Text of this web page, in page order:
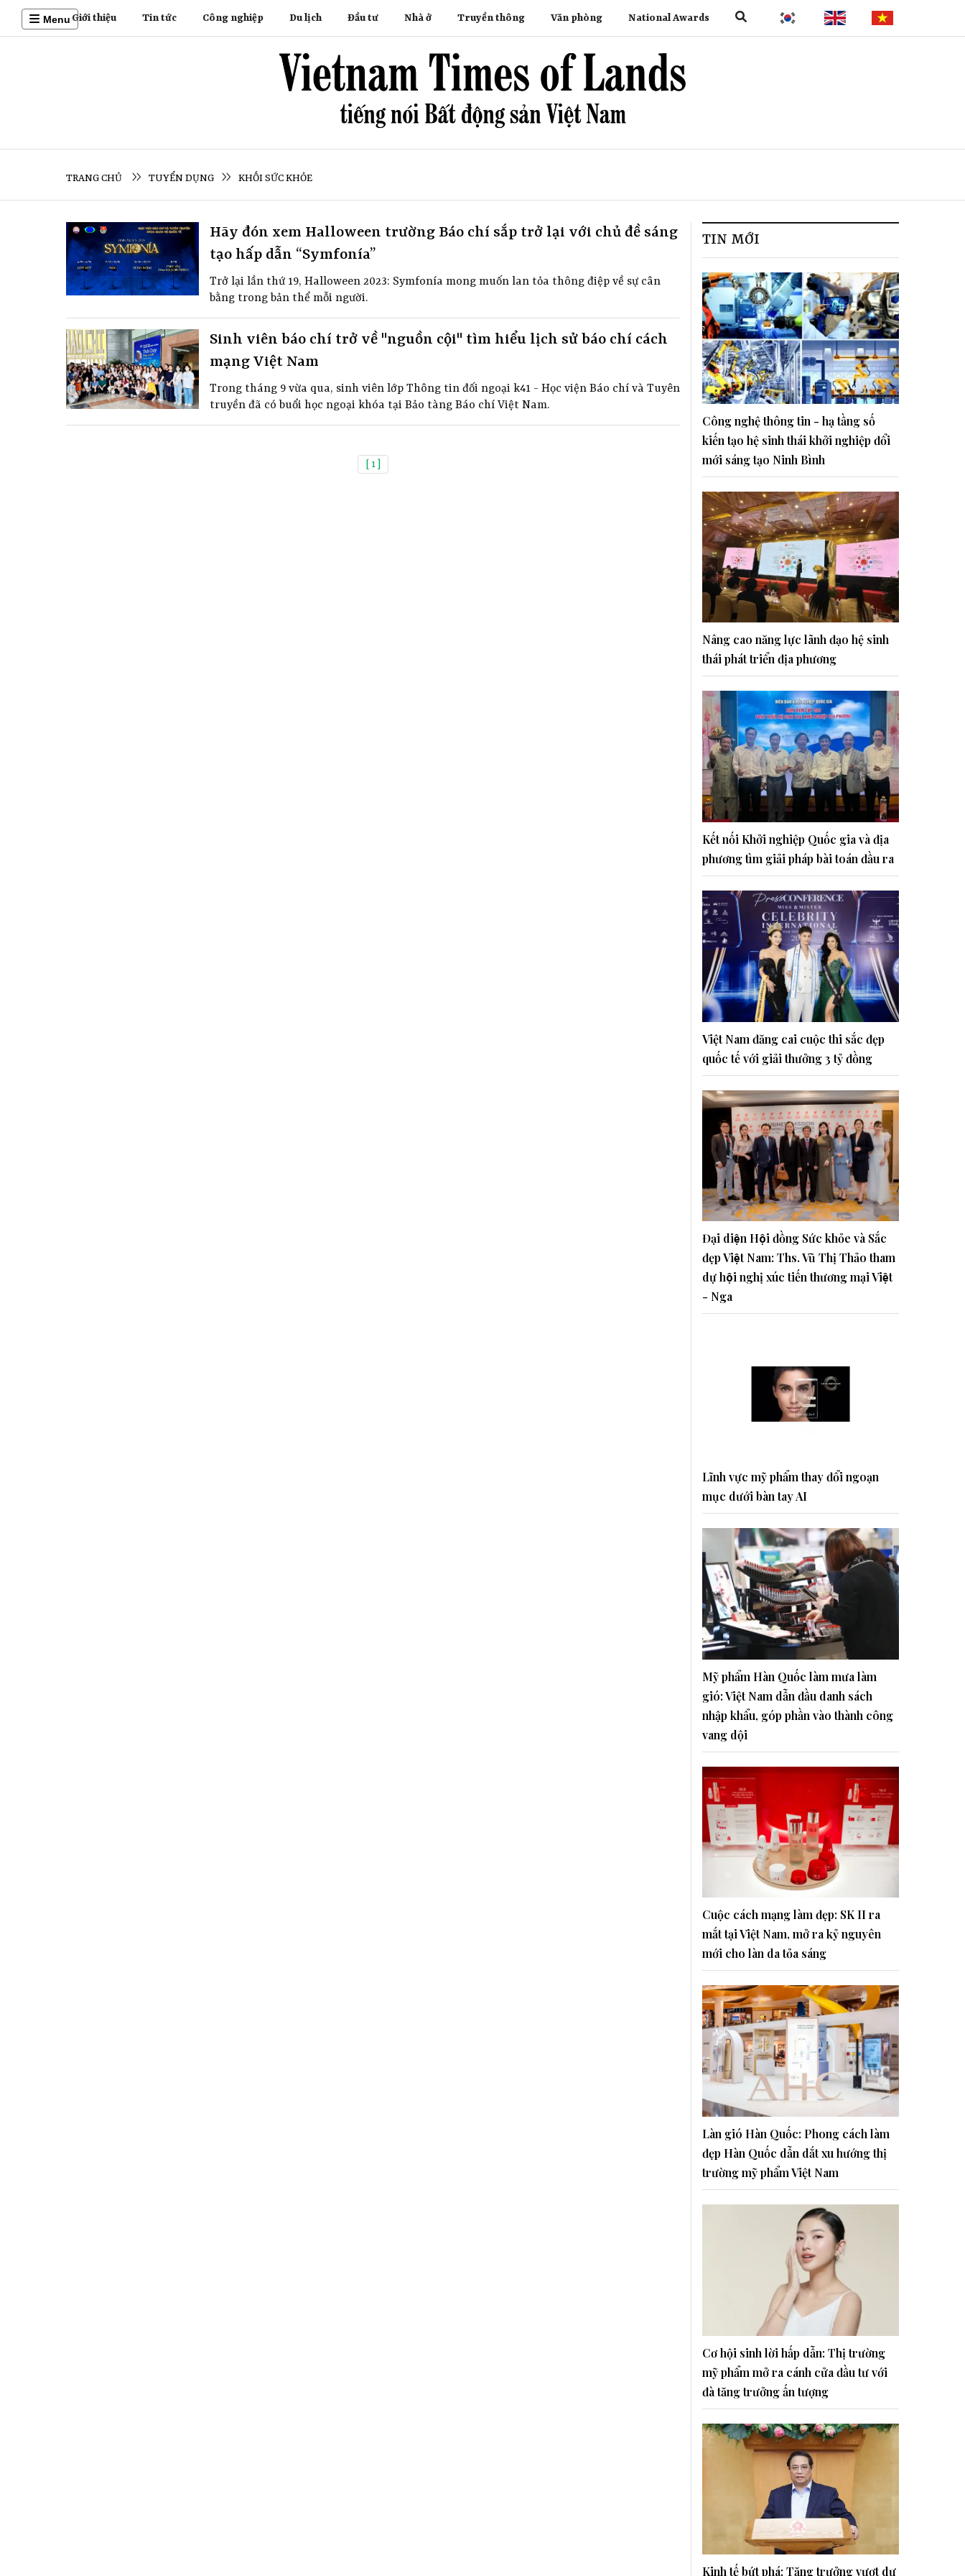
Menu Giới thiệu Tin tức Công nghiệp Du lịch Đầu tư Nhà ở Truyền thông Văn phòng National Awards
TRANG CHỦ TUYỂN DỤNG KHỐI SỨC KHỎE
Hãy đón xem Halloween trường Báo chí sắp trở lại với chủ đề sáng
tạo hấp dẫn “Symfonía”
Trở lại lần thứ 19, Halloween 2023: Symfonía mong muốn lan tỏa thông điệp về sự cân
bằng trong bản thể mỗi người.
Sinh viên báo chí trở về "nguồn cội" tìm hiểu lịch sử báo chí cách
mạng Việt Nam
Trong tháng 9 vừa qua, sinh viên lớp Thông tin đối ngoại k41 - Học viện Báo chí và Tuyên
truyền đã có buổi học ngoại khóa tại Bảo tàng Báo chí Việt Nam.
[ 1 ]
TIN MỚI
Công nghệ thông tin - hạ tầng số
kiến tạo hệ sinh thái khởi nghiệp đổi
mới sáng tạo Ninh Bình
Nâng cao năng lực lãnh đạo hệ sinh
thái phát triển địa phương
Kết nối Khởi nghiệp Quốc gia và địa
phương tìm giải pháp bài toán đầu ra
Việt Nam đăng cai cuộc thi sắc đẹp
quốc tế với giải thưởng 3 tỷ đồng
Đại diện Hội đồng Sức khỏe và Sắc
đẹp Việt Nam: Ths. Vũ Thị Thảo tham
dự hội nghị xúc tiến thương mại Việt
- Nga
Lĩnh vực mỹ phẩm thay đổi ngoạn
mục dưới bàn tay AI
Mỹ phẩm Hàn Quốc làm mưa làm
gió: Việt Nam dẫn đầu danh sách
nhập khẩu, góp phần vào thành công
vang dội
Cuộc cách mạng làm đẹp: SK II ra
mắt tại Việt Nam, mở ra kỷ nguyên
mới cho làn da tỏa sáng
Làn gió Hàn Quốc: Phong cách làm
đẹp Hàn Quốc dẫn dắt xu hướng thị
trường mỹ phẩm Việt Nam
Cơ hội sinh lời hấp dẫn: Thị trường
mỹ phẩm mở ra cánh cửa đầu tư với
đà tăng trưởng ấn tượng
Kinh tế bứt phá: Tăng trưởng vượt dự